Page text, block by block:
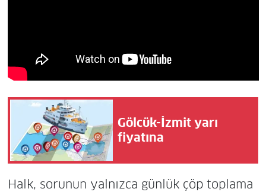
Gölcük-İzmit yarı
fiyatına
Halk, sorunun yalnızca günlük çöp toplama